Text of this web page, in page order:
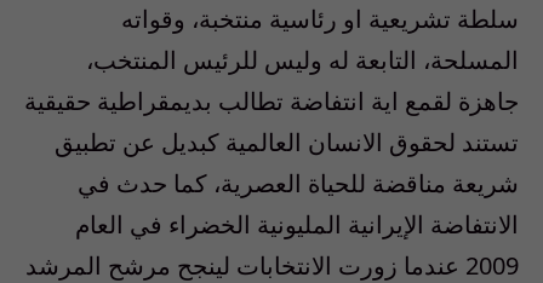
سلطة تشريعية او رئاسية منتخبة، وقواته
المسلحة، التابعة له وليس للرئيس المنتخب،
جاهزة لقمع اية انتفاضة تطالب بديمقراطية حقيقية
تستند لحقوق الانسان العالمية كبديل عن تطبيق
شريعة مناقضة للحياة العصرية، كما حدث في
الانتفاضة الإيرانية المليونية الخضراء في العام
2009 عندما زورت الانتخابات لينجح مرشح المرشد